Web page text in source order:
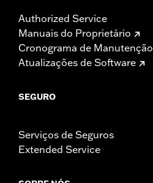
Authorized Service
Manuais do Proprietário
Cronograma de Manutenção
Atualizações de Software
SEGURO
Serviços de Seguros
Extended Service